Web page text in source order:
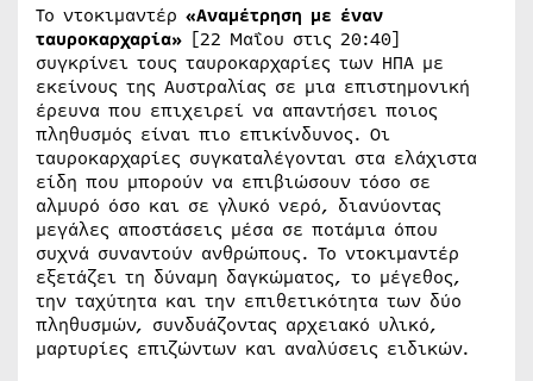
Το ντοκιμαντέρ «Αναμέτρηση με έναν
ταυροκαρχαρία» [22 Μαΐου στις 20:40]
συγκρίνει τους ταυροκαρχαρίες των ΗΠΑ με
εκείνους της Αυστραλίας σε μια επιστημονική
έρευνα που επιχειρεί να απαντήσει ποιος
πληθυσμός είναι πιο επικίνδυνος. Οι
ταυροκαρχαρίες συγκαταλέγονται στα ελάχιστα
είδη που μπορούν να επιβιώσουν τόσο σε
αλμυρό όσο και σε γλυκό νερό, διανύοντας
μεγάλες αποστάσεις μέσα σε ποτάμια όπου
συχνά συναντούν ανθρώπους. Το ντοκιμαντέρ
εξετάζει τη δύναμη δαγκώματος, το μέγεθος,
την ταχύτητα και την επιθετικότητα των δύο
πληθυσμών, συνδυάζοντας αρχειακό υλικό,
μαρτυρίες επιζώντων και αναλύσεις ειδικών.